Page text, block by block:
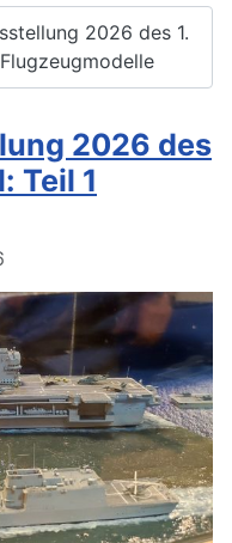
2026 des 1.
2026 des
Teil 1